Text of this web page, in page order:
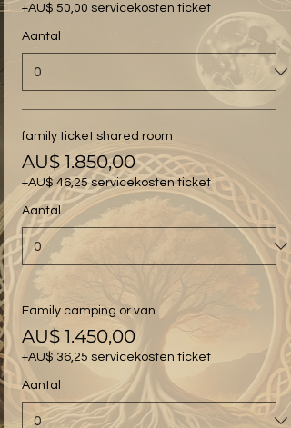
+AU$ 50,00 servicekosten ticket
Aantal
family ticket shared room
AU$ 1.850,00
+AU$ 46,25 servicekosten ticket
Aantal
Family camping or van
AU$ 1.450,00
+AU$ 36,25 servicekosten ticket
Aantal